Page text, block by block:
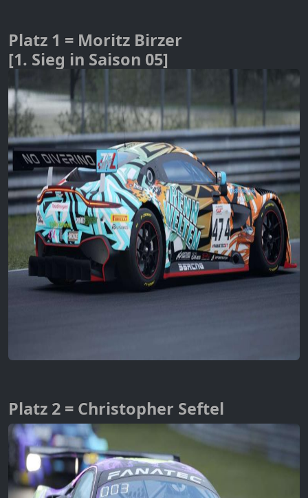
Platz 1 = Moritz Birzer
[1. Sieg in Saison 05]
Platz 2 = Christopher Seftel